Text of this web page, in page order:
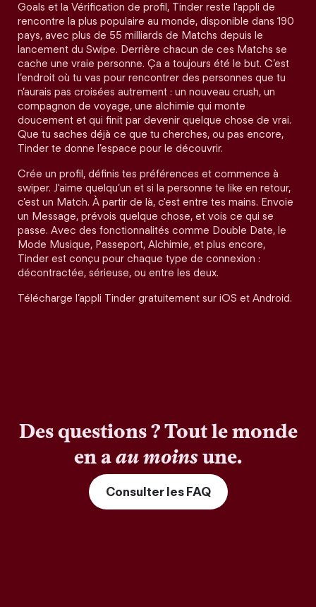
Goals et la Vérification de profil, Tinder reste l'appli de
rencontre la plus populaire au monde, disponible dans 190
pays, avec plus de 55 milliards de Matchs depuis le
lancement du Swipe. Derrière chacun de ces Matchs se
cache une vraie personne. Ça a toujours été le but. C’est
l’endroit où tu vas pour rencontrer des personnes que tu
n’aurais pas croisées autrement : un nouveau crush, un
compagnon de voyage, une alchimie qui monte
doucement et qui finit par devenir quelque chose de vrai.
Que tu saches déjà ce que tu cherches, ou pas encore,
Tinder te donne l’espace pour le découvrir.
Crée un profil, définis tes préférences et commence à
swiper. J'aime quelqu’un et si la personne te like en retour,
c’est un Match. À partir de là, c'est entre tes mains. Envoie
un Message, prévois quelque chose, et vois ce qui se
passe. Avec des fonctionnalités comme Double Date, le
Mode Musique, Passeport, Alchimie, et plus encore,
Tinder est conçu pour chaque type de connexion :
décontractée, sérieuse, ou entre les deux.
Télécharge l’appli Tinder gratuitement sur iOS et Android.
Des questions ? Tout le monde
en aau moinsune.
Consulter les FAQ